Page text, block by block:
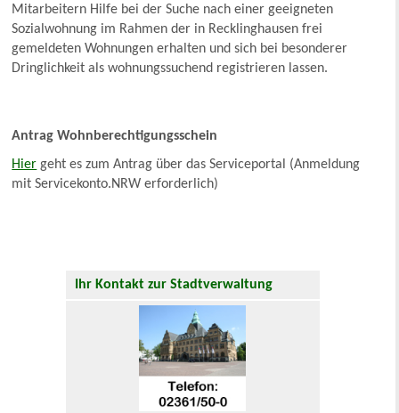
Mitarbeitern Hilfe bei der Suche nach einer geeigneten
Sozialwohnung im Rahmen der in Recklinghausen frei
gemeldeten Wohnungen erhalten und sich bei besonderer
Dringlichkeit als wohnungssuchend registrieren lassen.
Antrag Wohnberechtigungsschein
Hier geht es zum Antrag über das Serviceportal (Anmeldung
mit Servicekonto.NRW erforderlich)
Ihr Kontakt zur Stadtverwaltung